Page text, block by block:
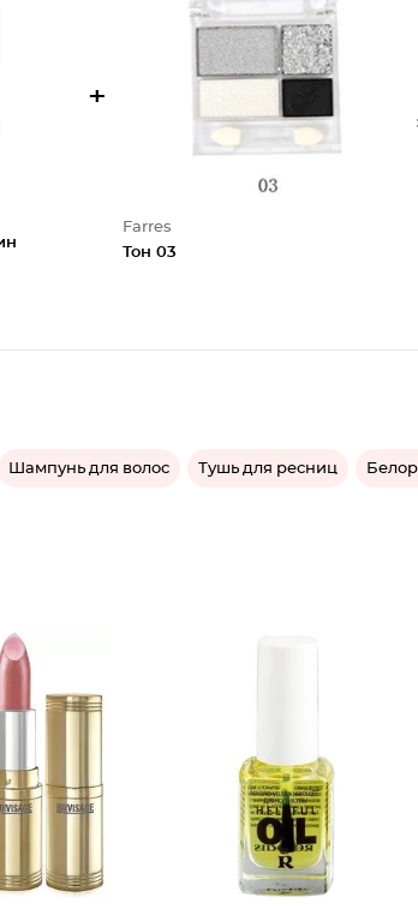
+
Farres
Тон 03
Шампунь для волос Тушь для ресниц